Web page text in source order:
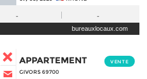
- -
bureauxlocaux.com
APPARTEMENT
GIVORS 69700
VENTE